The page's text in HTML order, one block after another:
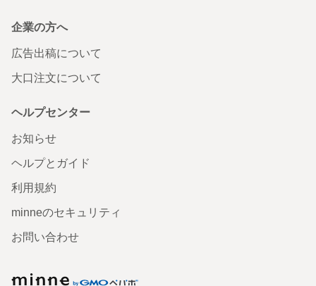
企業の方へ
広告出稿について
大口注文について
ヘルプセンター
お知らせ
ヘルプとガイド
利用規約
minneのセキュリティ
お問い合わせ